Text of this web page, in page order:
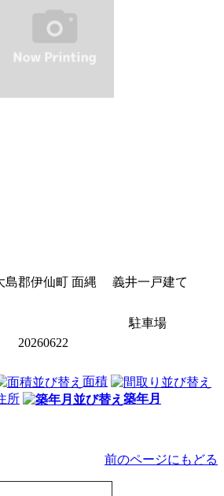
島郡伊仙町 面縄 義井一戸建て
駐車場
20260622
面積
所
築年月
前のページにもどる